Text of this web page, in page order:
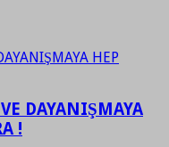
DAYANIŞMAYA
!